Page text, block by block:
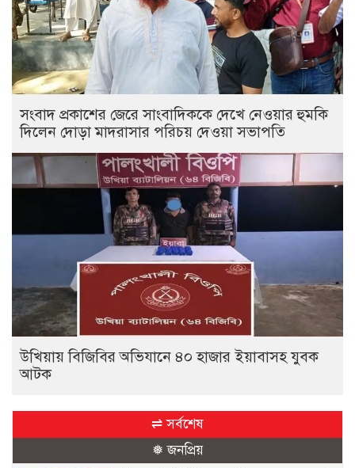
সংবাদ প্রকাশের জেরে সাংবাদিককে দেখে নেওয়ার হুমকি
দিলেন দোড়া মাদরাসার পরিচয় দেওয়া সভাপতি
উখিয়ায় বিজিবির অভিযানে ৪০ হাজার ইয়াবাসহ যুবক
আটক
⇌ সর্বশেষ
❅ জনপ্রিয়